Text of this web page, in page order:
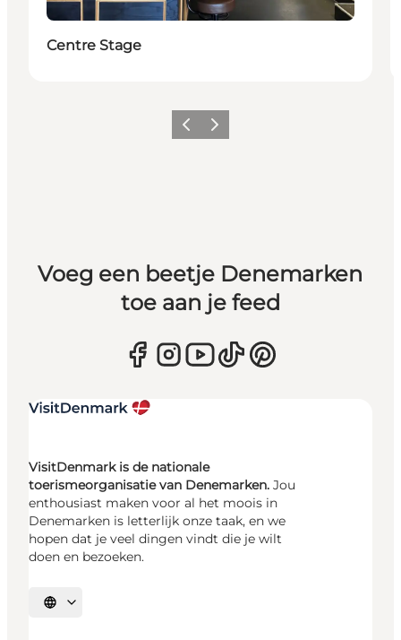
Centre Stage
Vorige Volgende
Voeg een beetje Denemarken
toe aan je feed
VisitDenmark is de nationale
toerismeorganisatie van Denemarken. Jou
enthousiast maken voor al het moois in
Denemarken is letterlijk onze taak, en we
hopen dat je veel dingen vindt die je wilt
doen en bezoeken.
Selecteer taal